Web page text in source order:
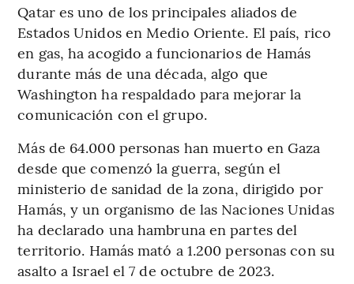
Qatar es uno de los principales aliados de
Estados Unidos en Medio Oriente. El país, rico
en gas, ha acogido a funcionarios de Hamás
durante más de una década, algo que
Washington ha respaldado para mejorar la
comunicación con el grupo.
Más de 64.000 personas han muerto en Gaza
desde que comenzó la guerra, según el
ministerio de sanidad de la zona, dirigido por
Hamás, y un organismo de las Naciones Unidas
ha declarado una hambruna en partes del
territorio. Hamás mató a 1.200 personas con su
asalto a Israel el 7 de octubre de 2023.